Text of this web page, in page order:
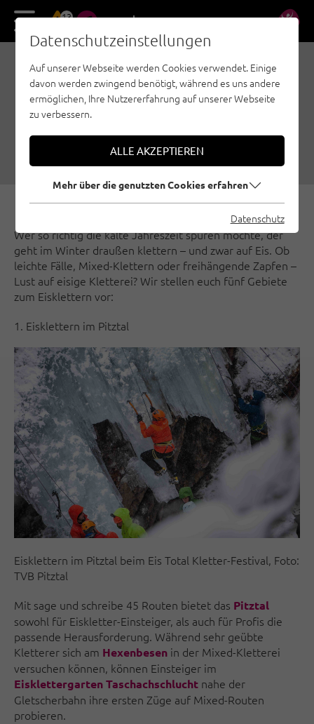
13 DE EN
BELIEBTE GEBIETE ZUM
EISKLETTERN
Eisklettern, Nauders - Tiroler Oberland - Kaunertal, Ötztal, Pitztal,
Region Innsbruck, Tiroler Zugspitz Arena
Wer so richtig die kalte Jahreszeit spüren möchte, der
geht im Winter draußen klettern – und zwar auf Eis. Ob
leichte Fälle, Mixed-Klettern oder freihängende Zapfen –
Lust auf eisige Kletterei? Wir stellen euch fünf Gebiete
zum Eisklettern vor:
1. Eisklettern im Pitztal
Eisklettern im Pitztal beim Eis Total Kletter-Festival, Foto:
TVB Pitztal
Mit sage und schreibe 45 Routen bietet das Pitztal
sowohl für Eiskletter-Einsteiger, als auch für Profis die
passende Herausforderung. Während sehr geübte
Kletterer sich am Hexenbesen in der Mixed-Kletterei
versuchen können, können Einsteiger im
Eisklettergarten Taschachschlucht nahe der
Gletscherbahn ihre ersten Züge auf Mixed-Routen
probieren.
Datenschutzeinstellungen
Auf unserer Webseite werden Cookies verwendet. Einige
davon werden zwingend benötigt, während es uns andere
ermöglichen, Ihre Nutzererfahrung auf unserer Webseite
zu verbessern.
ALLE AKZEPTIEREN
Mehr über die genutzten Cookies erfahren
Datenschutz